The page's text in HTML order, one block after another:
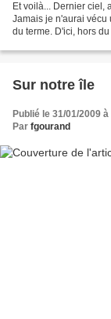
Et voilà... Dernier ciel,
Jamais je n'aurai vécu
du terme. D'ici, hors
Sur notre île
Publié le 31/01/2009 à
Par fgourand